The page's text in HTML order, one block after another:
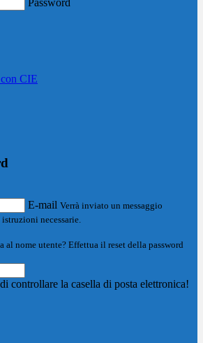
Password
CIE
E-mail Verrà inviato un messaggio
necessarie.
al nome utente? Effettua il reset della password
controllare la casella di posta elettronica!